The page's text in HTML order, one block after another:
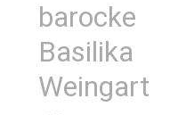
barocke
Basilika
Weingart